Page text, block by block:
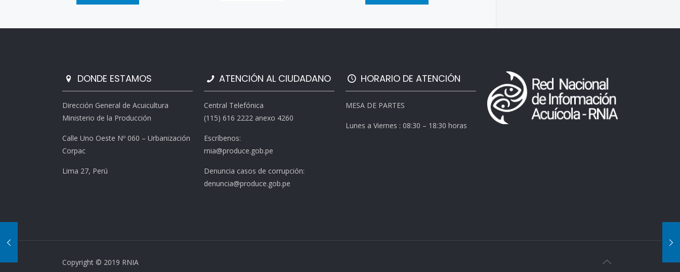
DONDE ESTAMOS
Dirección General de Acuicultura
Ministerio de la Producción
Calle Uno Oeste Nº 060 – Urbanización
Corpac
Lima 27, Perú
ATENCIÓN AL CIUDADANO
Central Telefónica
(115) 616 2222 anexo 4260
Escríbenos:
rnia@produce.gob.pe
Denuncia casos de corrupción:
denuncia@produce.gob.pe
HORARIO DE ATENCIÓN
MESA DE PARTES
Lunes a Viernes : 08:30 – 18:30 horas
Copyright © 2019 RNIA